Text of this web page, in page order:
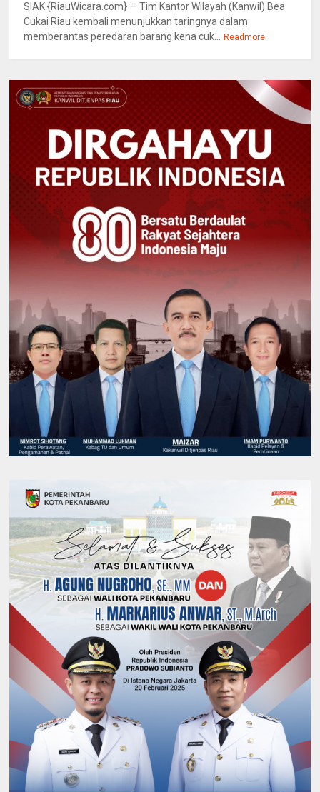
SIAK {RiauWicara.com} — Tim Kantor Wilayah (Kanwil) Bea
Cukai Riau kembali menunjukkan taringnya dalam
memberantas peredaran barang kena cuk... Readmore